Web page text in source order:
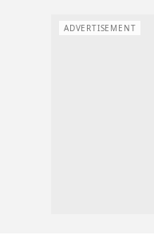
ADVERTISEMENT